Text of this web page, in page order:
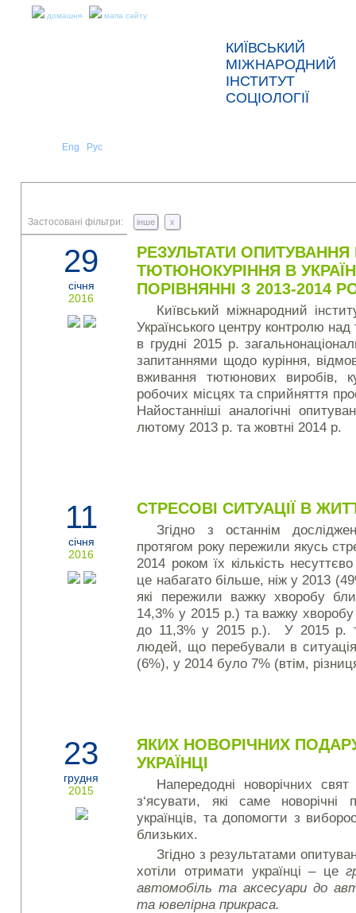
домашня мапа сайту
КИЇВСЬКИЙ
МІЖНАРОДНИЙ
ІНСТИТУТ
СОЦІОЛОГІЇ
Eng Рус
Застосовані фільтри: інше x
29
січня
2016
РЕЗУЛЬТАТИ
ТЮТЮНОКУРІННЯ В
ПОРІВНЯННІ З 2013-2014
Київський міжнародний
Українського центру контролю
в грудні 2015 р.
запитаннями щодо куріння,
вживання тютюнових виробів,
робочих місцях та сприйняття
Найостанніші аналогічні
лютому 2013 р. та жовтні 2014 р.
11
січня
2016
СТРЕСОВІ СИТУАЦІЇ В
Згідно з останнім
протягом року пережили якусь
2014 роком їх кількість
це набагато більше, ніж у 2013
які пережили важку хворобу
14,3% у 2015 р.) та важку
до 11,3% у 2015 р.). У 2015 р.
людей, що перебували в
(6%), у 2014 було 7% (втім,
23
грудня
2015
ЯКИХ НОВОРІЧНИХ
УКРАЇНЦІ
Напередодні новорічних
з‘ясувати, які саме новорічні
українців, та допомогти з
близьких.
Згідно з результатами
хотіли отримати українці – це
автомобіль та аксесуари до
та ювелірна прикраса.